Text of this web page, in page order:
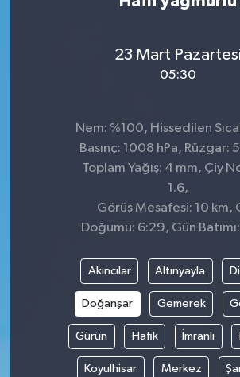
23 Mart Pazartesi
05:30
Nem: %100, Hissedilen
Basınç: 1008 hPa, Rüzgar:
Toplam Yağış: 4 mm, Çiy
1.6,
Görüş Mesafesi: 10 km,
Doğumu: 6:29, Gün
Akıncılar Altınyayla
Doğanşar Gemerek
Gürün Hafik İmranlı
Koyulhisar Merkez